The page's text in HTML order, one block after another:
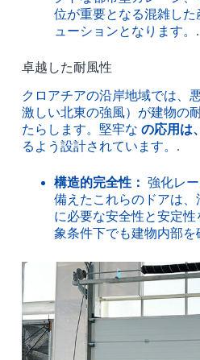
位が重要となる混雑した
ューションとなります。.
卓越した耐風性
クロアチアの沿岸地域では、
激しい北東の強風）が建物の
たらします。堅牢な の応用は、
るよう設計されています。.
構造的完全性： 強化レ
備えたこれらのドアは
に必要な安全性と安定
象条件下でも建物内部